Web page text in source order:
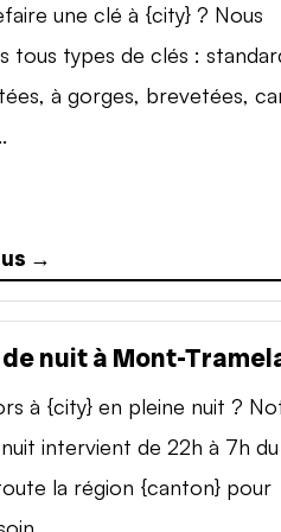
une clé à {city} ? Nous
tous types de clés :
à gorges, brevetées,
→
nuit à Mont-
à {city} en pleine nuit ?
intervient de 22h à 7h du
la région {canton} pour